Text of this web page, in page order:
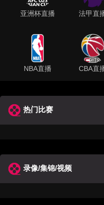
亚洲杯直播 法甲直
NBA直播 CBA直
热门比赛
录像/集锦/视频